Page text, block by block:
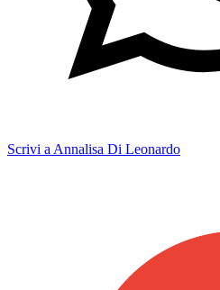
Scrivi a Annalisa Di Leonardo